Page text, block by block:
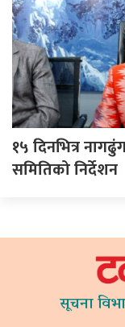
१५ दिनभित्र
समितिको निर्देशन
सूचना